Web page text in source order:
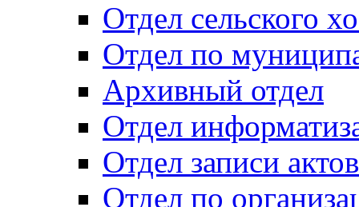
Отдел сельского
Отдел по
Архивный отдел
Отдел
Отдел записи
Отдел по